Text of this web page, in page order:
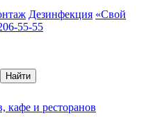
Дезинфекция «Свой
55-55
Найти